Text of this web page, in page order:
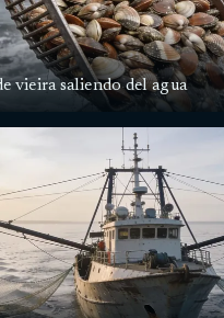
vieira saliendo del agua